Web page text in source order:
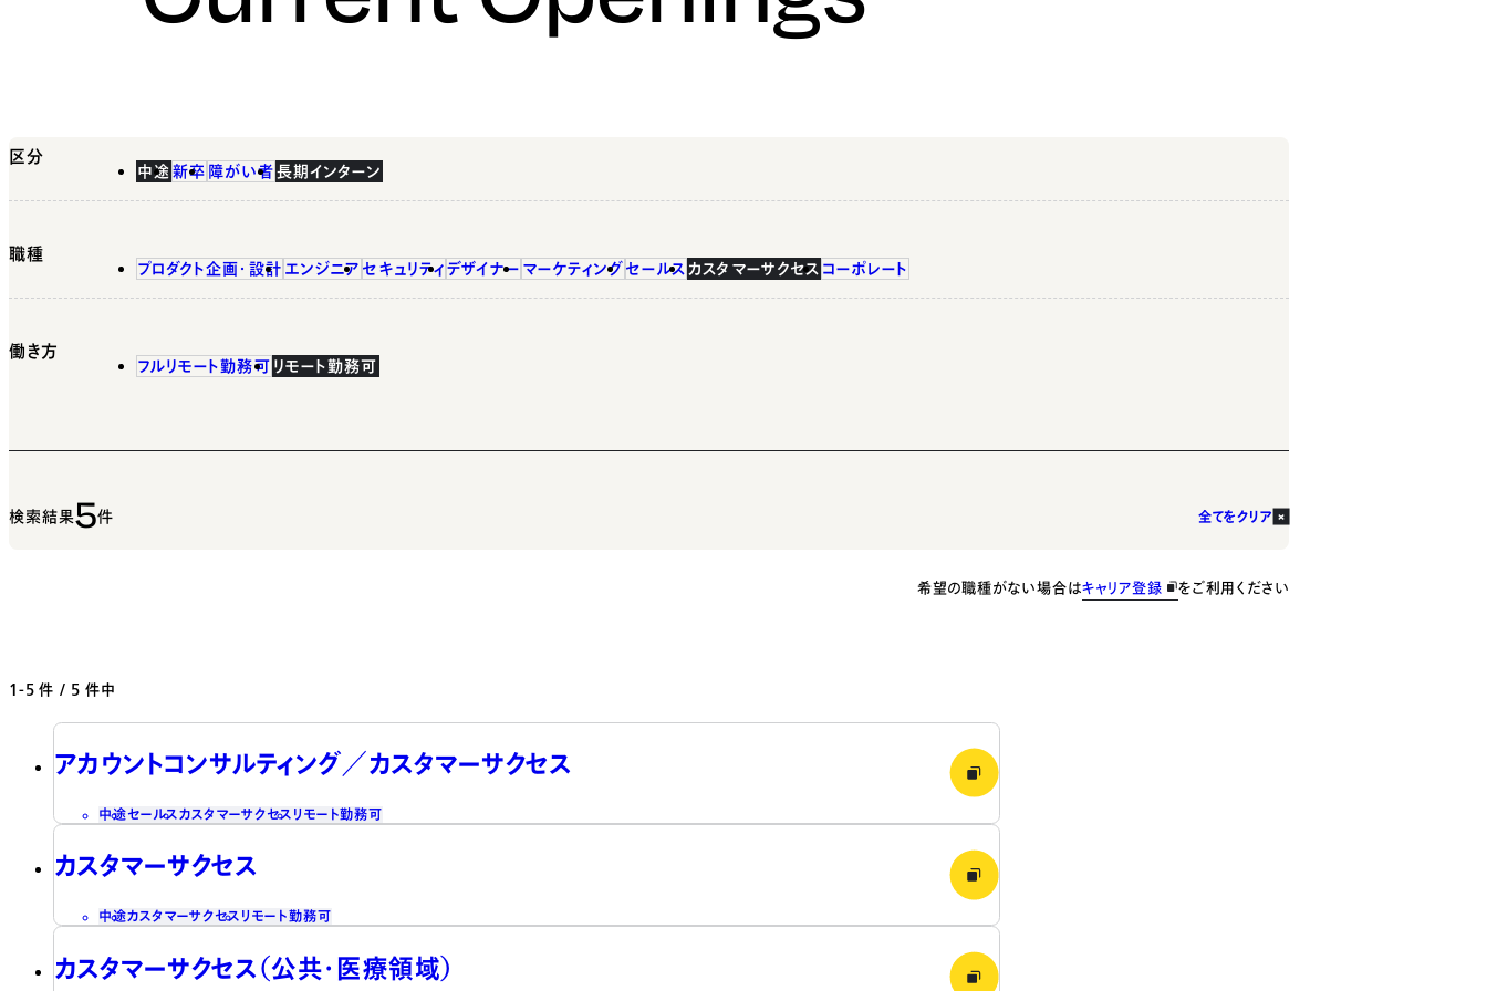
区分
中途 新卒 障がい者 長期インターン
職種
プロダクト企画・設計 エンジニア セキュリティ デザイナー マーケティング セールス カスタマーサクセス コーポレート
働き方
フルリモート勤務可 リモート勤務可
検索結果5件 全てをクリア
希望の職種がない場合はキャリア登録 をご利用ください
1-5 件 / 5 件中
アカウントコンサルティング／カスタマーサクセス
中途セールス カスタマーサクセス リモート勤務可
カスタマーサクセス
中途カスタマーサクセス リモート勤務可
カスタマーサクセス（公共・医療領域）